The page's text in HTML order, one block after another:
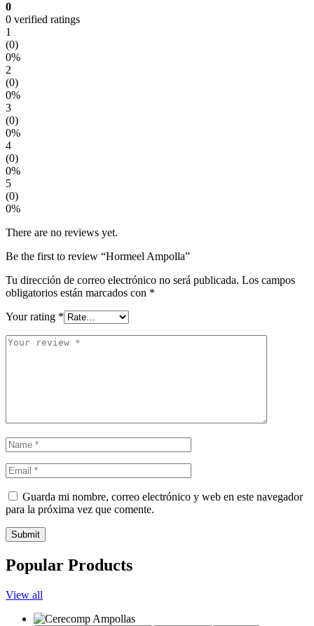
0
0 verified ratings
1
(0)
0%
2
(0)
0%
3
(0)
0%
4
(0)
0%
5
(0)
0%
There are no reviews yet.
Be the first to review “Hormeel Ampolla”
Tu dirección de correo electrónico no será publicada. Los campos
obligatorios están marcados con *
Your rating *
Guarda mi nombre, correo electrónico y web en este navegador
para la próxima vez que comente.
Submit
Popular Products
View all